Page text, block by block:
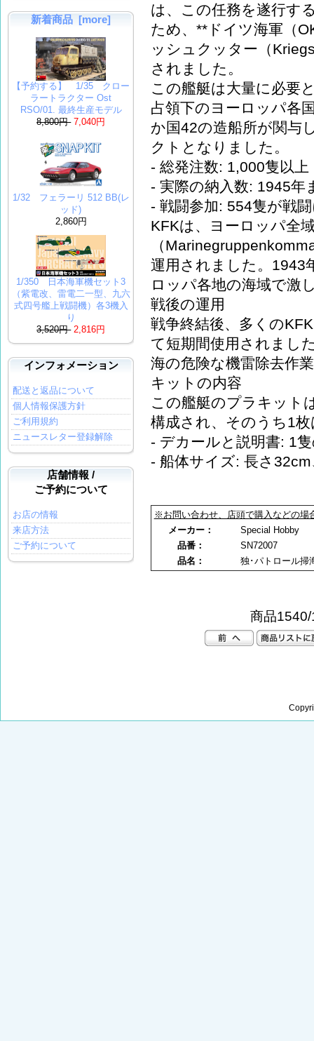
新着商品 [more]
【予約する】 1/35 クロー
ラートラクター Ost
RSO/01. 最終生産モデル
8,800円 7,040円
1/32 フェラーリ 512 BB(レ
ッド)
2,860円
1/350 日本海軍機セット3
（紫電改、雷電二一型、九六
式四号艦上戦闘機）各3機入
り
3,520円 2,816円
インフォメーション
配送と返品について
個人情報保護方針
ご利用規約
ニュースレター登録解除
店舗情報 /
ご予約について
お店の情報
来店方法
ご予約について
は、この任務を遂行す
ため、**ドイツ海軍（
ッシュクッター（
されました。
この艦艇は大量に必要
占領下のヨーロッパ各
か国42の造船所が関与
クトとなりました。
- 総発注数: 1,000隻以上
- 実際の納入数: 1945年
- 戦闘参加: 554隻が戦
KFKは、ヨーロッパ全
（
運用されました。1943
ロッパ各地の海域で激
戦後の運用
戦争終結後、多くの
て短期間使用されまし
海の危険な機雷除去作
キットの内容
この艦艇のプラキット
構成され、そのうち1
- デカールと説明書: 1
- 船体サイズ: 長さ
※お問い合わせ、店頭で購入などの場
メーカー：
Special Hobby
品番：
SN72007
品名：
独･パトロール掃
商品